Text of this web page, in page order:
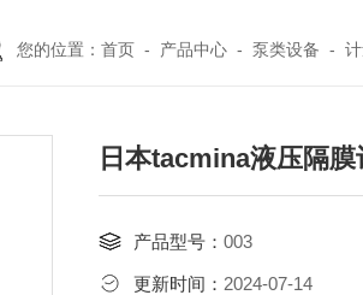
您的位置： 首页 - 产品中心 - 泵类设备 -
日本tacmina液压隔膜
产品型号： 003
更新时间： 2024-07-14